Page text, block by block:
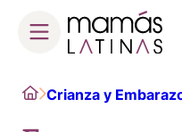
HomeCrianza y